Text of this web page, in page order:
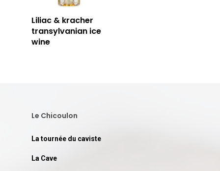
Liliac & kracher
transylvanian ice
wine
Le Chicoulon
La tournée du caviste
La Cave